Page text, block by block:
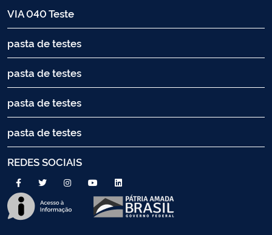
VIA 040 Teste
pasta de testes
pasta de testes
pasta de testes
pasta de testes
REDES SOCIAIS